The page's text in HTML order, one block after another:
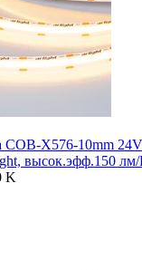
COB-X576-10mm
высок.эфф.150
K